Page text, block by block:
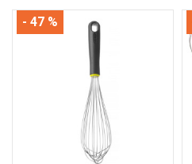
- 47 %